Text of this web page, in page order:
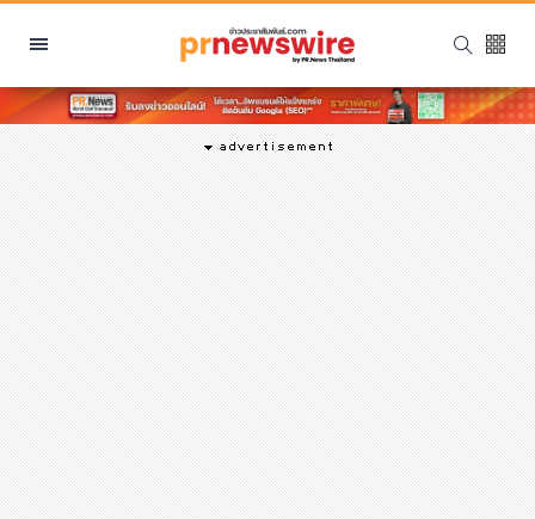
หมวดหมู่
พีอาร์ นิวส์ไวร์
สินค้า, บริการ
โปรโมชั่น
งานอีเว้นท์
รีวิว
บันเทิง
นักแสดง, นักร้อง, โมเดล
อินฟลูเอนเซอร์
ไลฟ์สไตล์
ความงาม
แฟชั่น